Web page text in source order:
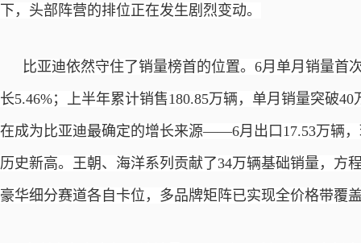
下，头部阵营的排位正在发生剧烈变动。
比亚迪依然守住了销量榜首的位置。 6月单月销量首
长5.46%；上半年累计销售180.85万辆，单月销量突破
在成为比亚迪最确定的增长来源——6月出口17.53万辆
历史新高。王朝、海洋系列贡献了34万辆基础销量，方
豪华细分赛道各自卡位，多品牌矩阵已实现全价格带覆